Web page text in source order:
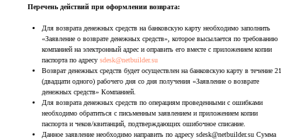
Перечень действий при оформлении возврата:
Для возврата денежных средств на банковскую карту необходимо заполнить
«Заявление о возврате денежных средств», которое высылается по требованию
компанией на электронный адрес и оправить его вместе с приложением копии
паспорта по адресу sdesk@netbuilder.su
Возврат денежных средств будет осуществлен на банковскую карту в течение 21
(двадцати одного) рабочего дня со дня получения «Заявление о возврате
денежных средств» Компанией.
Для возврата денежных средств по операциям проведенными с ошибками
необходимо обратиться с письменным заявлением и приложением копии
паспорта и чеков/квитанций, подтверждающих ошибочное списание.
Данное заявление необходимо направить по адресу sdesk@netbuilder.su Сумма